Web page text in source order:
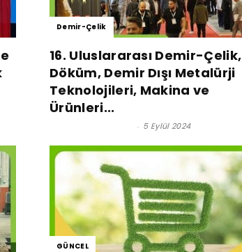
Demir-Çelik
16. Uluslararası Demir-Çelik,
Döküm, Demir Dışı Metalürji
Teknolojileri, Makina ve
Ürünleri...
- 5 Eylül 2024
GÜNCEL